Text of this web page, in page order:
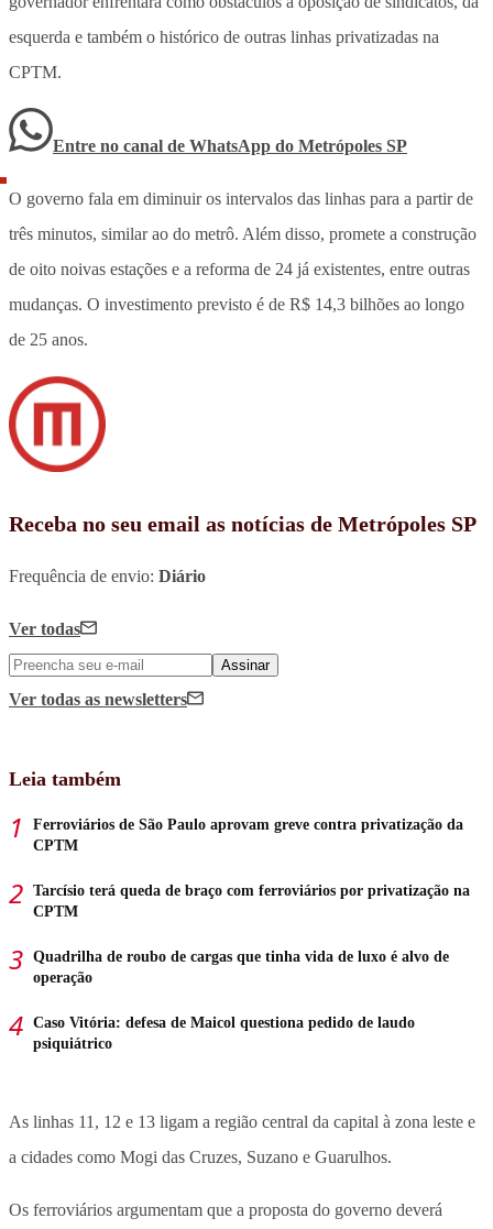
esquerda e também o histórico de outras linhas privatizadas na
CPTM.
Entre no canal de WhatsApp do Metrópoles SP
O governo fala em diminuir os intervalos das linhas para a partir de
três minutos, similar ao do metrô. Além disso, promete a construção
de oito noivas estações e a reforma de 24 já existentes, entre outras
mudanças. O investimento previsto é de R$ 14,3 bilhões ao longo
de 25 anos.
Receba no seu email as notícias de Metrópoles SP
Frequência de envio: Diário
Ver todas
Assinar
Ver todas as newsletters
Leia também
Ferroviários de São Paulo aprovam greve contra privatização da
CPTM
Tarcísio terá queda de braço com ferroviários por privatização na
CPTM
Quadrilha de roubo de cargas que tinha vida de luxo é alvo de
operação
Caso Vitória: defesa de Maicol questiona pedido de laudo
psiquiátrico
As linhas 11, 12 e 13 ligam a região central da capital à zona leste e
a cidades como Mogi das Cruzes, Suzano e Guarulhos.
Os ferroviários argumentam que a proposta do governo deverá